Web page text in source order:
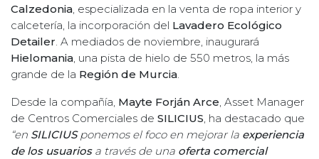
Calzedonia , especializada en la venta de ropa interior y
calcetería, la incorporación del Lavadero Ecológico
Detailer . A mediados de noviembre, inaugurará
Hielomania , una pista de hielo de 550 metros, la más
grande de la Región de Murcia
Desde la compañía, Mayte Forján Arce , Asset Manager
de Centros Comerciales de SILICIUS , ha destacado que
“en SILICIUS ponemos el foco en mejorar la experiencia
de los usuariosa través de una oferta comercial